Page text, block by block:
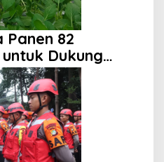
82
Dukung
Gratis